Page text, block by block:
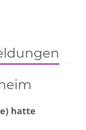
hatte